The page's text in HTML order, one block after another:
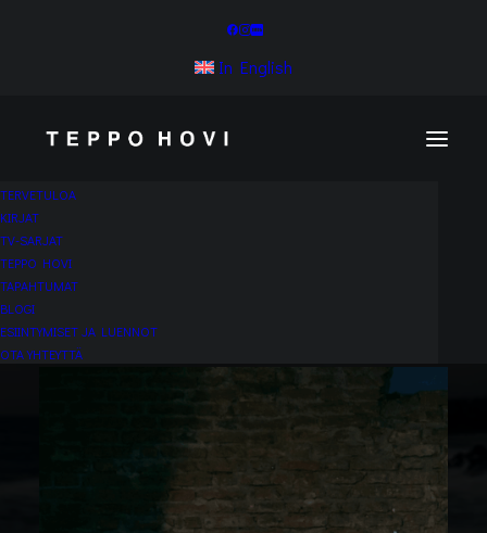
In English
TERVETULOA
KIRJAT
TV-SARJAT
TEPPO HOVI
TAPAHTUMAT
BLOGI
ESIINTYMISET JA LUENNOT
OTA YHTEYTTÄ